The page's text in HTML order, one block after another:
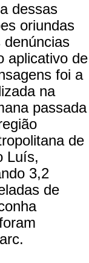
dessas
oriundas
denúncias
aplicativo de
foi a
na
passada
de
Luís,
3,2
de